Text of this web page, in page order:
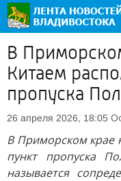
В
Китаем
пропуска
26 апреля 2026, 18:05
В Приморском крае
пункт пропуска
называется